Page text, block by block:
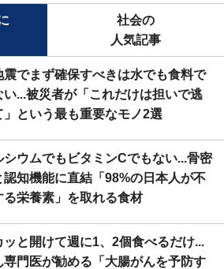
社会の
人気記事
震でまず確保すべきは水でも食料で
い...被災者が「これだけは担いで逃
」という最も重要なモノ2選
シウムでもビタミンCでもない...骨密
認知機能に直結「98%の日本人が不
る栄養素」を取れる食材
ッと開けて週に1、2個食べるだけ...
専門医が勧める「大腸がんを予防す